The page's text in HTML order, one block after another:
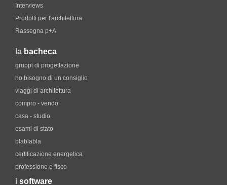
Interviews
Prodotti per l'architettura
Rassegna p+A
la bacheca
gruppi di progettazione
ho bisogno di un consiglio
viaggi di architettura
compro - vendo
casa - studio
esami di stato
blablabla
certificazione energetica
professione e fisco
i software